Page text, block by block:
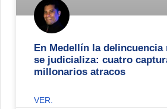
En Medellín la delincuencia
se judicializa: cuatro
millonarios atracos
VER.